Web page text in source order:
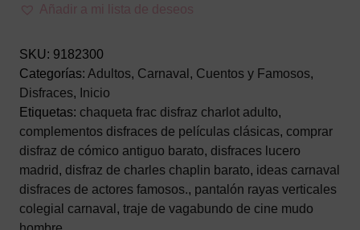
–
de
Charles
Chaplin
para
Carnaval
cantidad
Añadir a mi lista de deseos
SKU: 9182300
Categorías: Adultos, Carnaval , Cuentos y Famosos,
Disfraces, Inicio
Etiquetas: chaqueta frac disfraz charlot adulto,
complementos disfraces de películas clásicas, comprar
disfraz de cómico antiguo barato, disfraces lucero
madrid , disfraz de charles chaplin barato, ideas carnaval
disfraces de actores famosos., pantalón rayas verticales
colegial carnaval , traje de vagabundo de cine mudo